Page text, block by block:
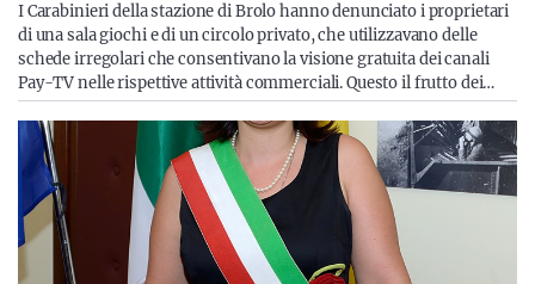
I Carabinieri della stazione di Brolo hanno denunciato i proprietari
di una sala giochi e di un circolo privato, che utilizzavano delle
schede irregolari che consentivano la visione gratuita dei canali
Pay-TV nelle rispettive attività commerciali. Questo il frutto dei…